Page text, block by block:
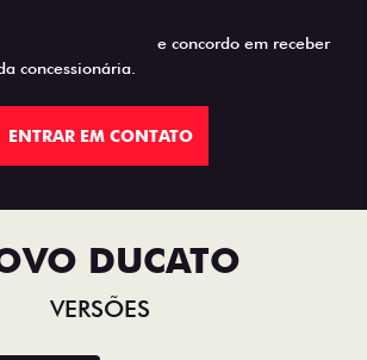
e concordo em receber
concessionária.
ENTRAR EM CONTATO
DUCATO
VERSÕES